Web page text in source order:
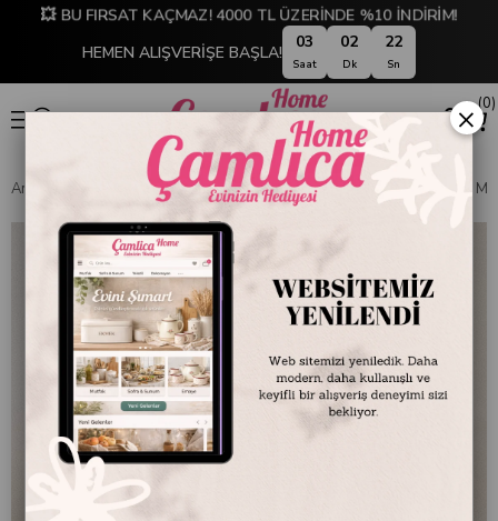
💥 BU FIRSAT KAÇMAZ! 4000 TL ÜZERİNDE %10 İNDİRİM!
HEMEN ALIŞVERİŞE BAŞLA! 03
Saat
02
Dk
22
Sn
0
Anasayfa SOFRA & MUTFAK SOFRA & SERVİS Servis Kapları ve
×